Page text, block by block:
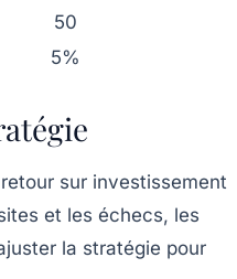
50
5%
sur investissement
et les échecs, les
la stratégie pour